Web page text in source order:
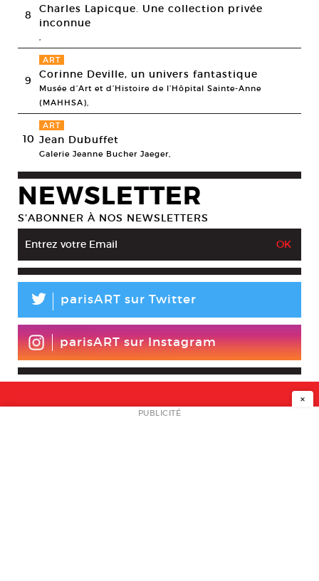
8
Charles Lapicque. Une collection privée
inconnue
,
9
ART
Corinne Deville, un univers fantastique
Musée d’Art et d’Histoire de l’Hôpital Sainte-Anne
(MAHHSA),
10
ART
Jean Dubuffet
Galerie Jeanne Bucher Jaeger,
NEWSLETTER
S’ABONNER À NOS NEWSLETTERS
L parisART sur Twitter
parisART sur Instagram
NEWSLETTER
×
PUBLICITÉ